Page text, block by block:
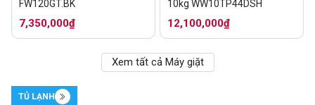
FW120GT.BK
7,350,000₫
10kg WW10TP44DSH
12,100,000₫
Xem tất cả Máy giặt
TỦ LẠNH